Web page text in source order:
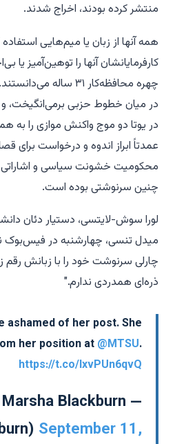
منتشر کرده بودند، اخراج شدند.
همه آنها از زبان یا میم‌هایی
کارفرمایانشان آنها را توهین‌آمیز
چهره محافظه‌کار ۳۱
در میان خطوط حزبی برمی‌انگیخت، و
در یوتا دو موج واکنش موازی را به
عمدتاً ابراز اندوه و درخواست
محکومیت خشونت سیاسی و اشاراتی
چنین سرنوشتی بوده است.
لورا سوش-لایتسی، دستیار دئان
میدل تنسی، چهارشنبه در
چارلی سرنوشت خود را با زبانش رقم
ذره‌ای همدردی ندارم."
ashamed of her post. She
her position at @MTSU.
https://t.co/IxvPUn6qvQ
Marsha Blackburn
September 11,